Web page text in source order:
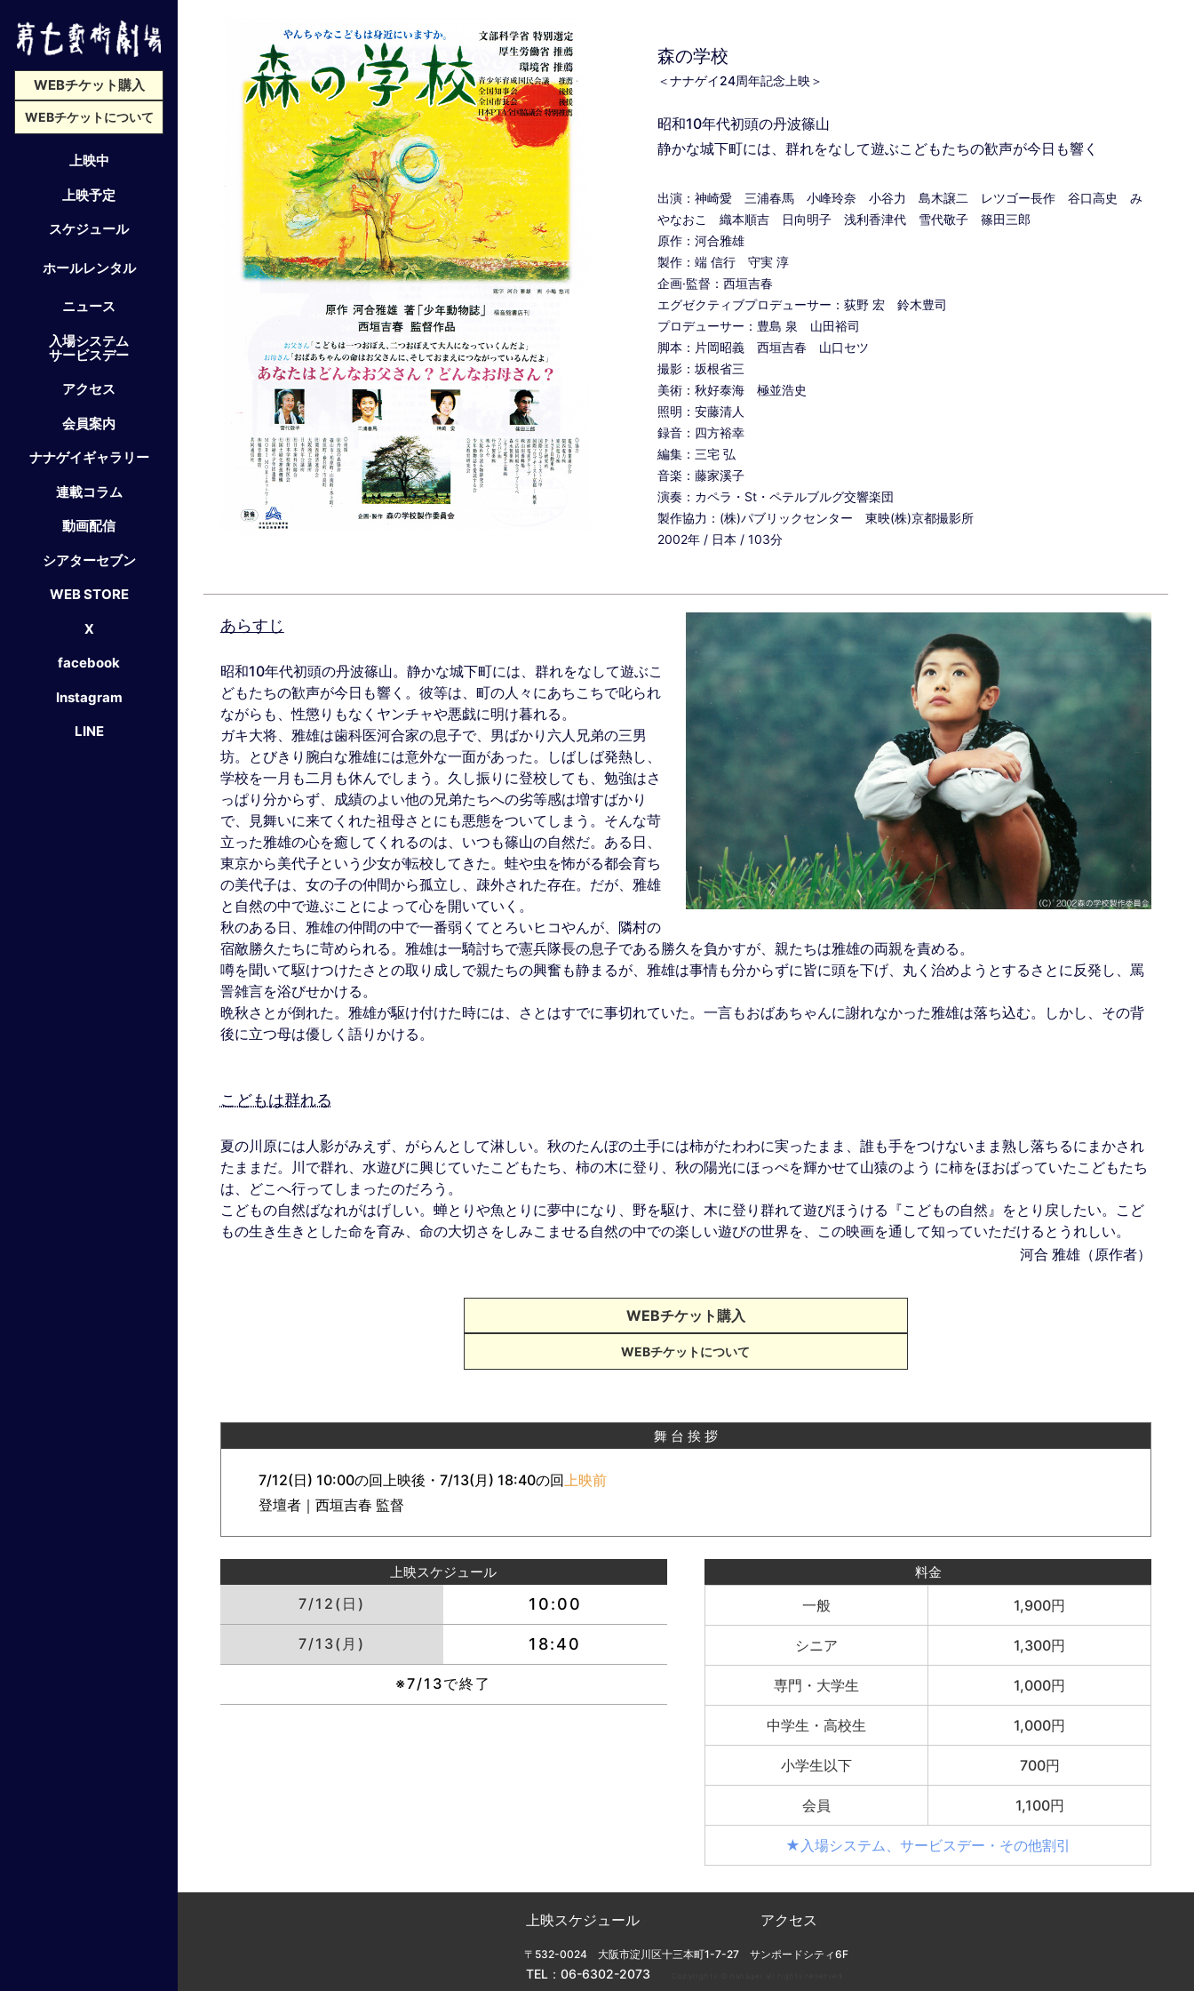
WEBチケット購入
WEBチケットについて
上映中
上映予定
スケジュール
ホールレンタル
ニュース
入場システム
サービスデー
アクセス
会員案内
ナナゲイギャラリー
連載コラム
動画配信
シアターセブン
WEB STORE
X
facebook
Instagram
LINE
森の学校
＜ナナゲイ24周年記念上映＞
昭和10年代初頭の丹波篠山
静かな城下町には、群れをなして遊ぶこどもたちの歓声が今日も響く
出演：神崎愛 三浦春馬 小峰玲奈 小谷力 島木譲二 レツゴー長作 谷口高史 み
やなおこ 織本順吉 日向明子 浅利香津代 雪代敬子 篠田三郎
原作：河合雅雄
製作：端 信行 守実 淳
企画·監督：西垣吉春
エグゼクティブプロデューサー：荻野 宏 鈴木豊司
プロデューサー：豊島 泉 山田裕司
脚本：片岡昭義 西垣吉春 山口セツ
撮影：坂根省三
美術：秋好泰海 極並浩史
照明：安藤清人
録音：四方裕幸
編集：三宅 弘
音楽：藤家溪子
演奏：カペラ・St・ペテルブルグ交響楽団
製作協力：(株)パブリックセンター 東映(株)京都撮影所
2002年 / 日本 / 103分
あらすじ
昭和10年代初頭の丹波篠山。静かな城下町には、群れをなして遊ぶこ
どもたちの歓声が今日も響く。彼等は、町の人々にあちこちで叱られ
ながらも、性懲りもなくヤンチャや悪戯に明け暮れる。
ガキ大将、雅雄は歯科医河合家の息子で、男ばかり六人兄弟の三男
坊。とびきり腕白な雅雄には意外な一面があった。しばしば発熱し、
学校を一月も二月も休んでしまう。久し振りに登校しても、勉強はさ
っぱり分からず、成績のよい他の兄弟たちへの劣等感は増すばかり
で、見舞いに来てくれた祖母さとにも悪態をついてしまう。そんな苛
立った雅雄の心を癒してくれるのは、いつも篠山の自然だ。ある日、
東京から美代子という少女が転校してきた。蛙や虫を怖がる都会育ち
の美代子は、女の子の仲間から孤立し、疎外された存在。だが、雅雄
と自然の中で遊ぶことによって心を開いていく。
秋のある日、雅雄の仲間の中で一番弱くてとろいヒコやんが、隣村の
宿敵勝久たちに苛められる。雅雄は一騎討ちで憲兵隊長の息子である勝久を負かすが、親たちは雅雄の両親を責める。
噂を聞いて駆けつけたさとの取り成しで親たちの興奮も静まるが、雅雄は事情も分からずに皆に頭を下げ、丸く治めようとするさとに反発し、罵
詈雑言を浴びせかける。
晩秋さとが倒れた。雅雄が駆け付けた時には、さとはすでに事切れていた。一言もおばあちゃんに謝れなかった雅雄は落ち込む。しかし、その背
後に立つ母は優しく語りかける。
こどもは群れる
夏の川原には人影がみえず、がらんとして淋しい。秋のたんぼの土手には柿がたわわに実ったまま、誰も手をつけないまま熟し落ちるにまかされ
たままだ。川で群れ、水遊びに興じていたこどもたち、柿の木に登り、秋の陽光にほっぺを輝かせて山猿のよう に柿をほおばっていたこどもたち
は、どこへ行ってしまったのだろう。
こどもの自然ばなれがはげしい。蝉とりや魚とりに夢中になり、野を駆け、木に登り群れて遊びほうける『こどもの自然』をとり戻したい。こど
もの生き生きとした命を育み、命の大切さをしみこませる自然の中での楽しい遊びの世界を、この映画を通して知っていただけるとうれしい。
河合 雅雄（原作者）
WEBチケット購入
WEBチケットについて
舞 台 挨 拶
7/12(日) 10:00の回上映後・7/13(月) 18:40の回 上映前
登壇者｜西垣吉春 監督
上映スケジュール
7/12(日) 10:00
7/13(月) 18:40
※7/13で終了
料金
一般 1,900円
シニア 1,300円
専門・大学生 1,000円
中学生・高校生 1,000円
小学生以下 700円
会員 1,100円
★入場システム、サービスデー・その他割引
上映スケジュール アクセス
〒532-0024 大阪市淀川区十三本町1-7-27 サンポードシティ6F
TEL： 06-6302-2073